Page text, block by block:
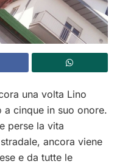
una volta Lino
a cinque in suo onore.
perse la vita
ancora viene
e da tutte le